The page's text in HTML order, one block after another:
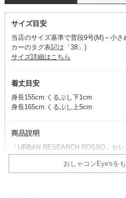
サイズ目安
当店のサイズ基準で普段9号(M)～小
カーのタグ表記は「38」)
サイズ詳細はこちら
着丈目安
身長155cm:くるぶし下1cm
身長165cm:くるぶし上5cm
商品説明
「URBAN RESEARCH ROSSO」セ
いネイビードレスが登場。
ピンク刺繍で浮き立つ花柄が、華やか
おしゃコンEye'sを